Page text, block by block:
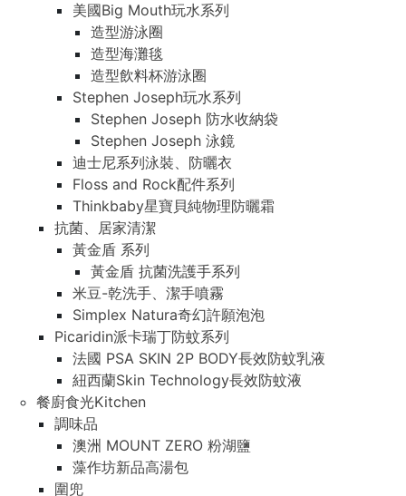
美國Big Mouth玩水系列
造型游泳圈
造型海灘毯
造型飲料杯游泳圈
Stephen Joseph玩水系列
Stephen Joseph 防水收納袋
Stephen Joseph 泳鏡
迪士尼系列泳裝、防曬衣
Floss and Rock配件系列
Thinkbaby星寶貝純物理防曬霜
抗菌、居家清潔
黃金盾 系列
黃金盾 抗菌洗護手系列
米豆-乾洗手、潔手噴霧
Simplex Natura奇幻許願泡泡
Picaridin派卡瑞丁防蚊系列
法國 PSA SKIN 2P BODY長效防蚊乳液
紐西蘭Skin Technology長效防蚊液
餐廚食光Kitchen
調味品
澳洲 MOUNT ZERO 粉湖鹽
藻作坊新品高湯包
圍兜